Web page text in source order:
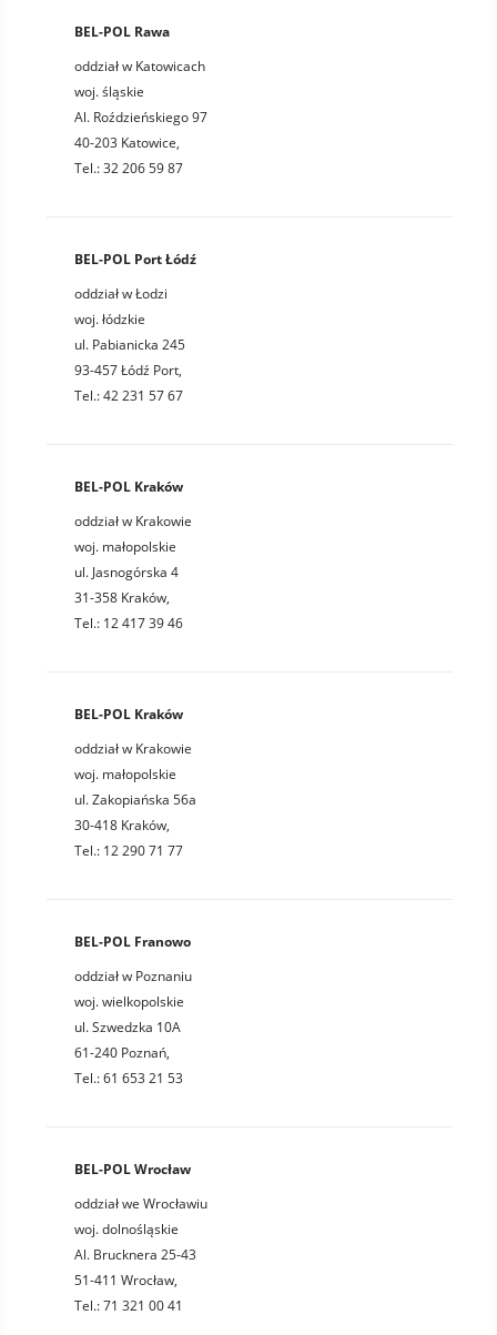
BEL-POL Rawa
oddział w Katowicach
woj. śląskie
Al. Roździeńskiego 97
40-203 Katowice,
Tel.: 32 206 59 87
BEL-POL Port Łódź
oddział w Łodzi
woj. łódzkie
ul. Pabianicka 245
93-457 Łódź Port,
Tel.: 42 231 57 67
BEL-POL Kraków
oddział w Krakowie
woj. małopolskie
ul. Jasnogórska 4
31-358 Kraków,
Tel.: 12 417 39 46
BEL-POL Kraków
oddział w Krakowie
woj. małopolskie
ul. Zakopiańska 56a
30-418 Kraków,
Tel.: 12 290 71 77
BEL-POL Franowo
oddział w Poznaniu
woj. wielkopolskie
ul. Szwedzka 10A
61-240 Poznań,
Tel.: 61 653 21 53
BEL-POL Wrocław
oddział we Wrocławiu
woj. dolnośląskie
Al. Brucknera 25-43
51-411 Wrocław,
Tel.: 71 321 00 41